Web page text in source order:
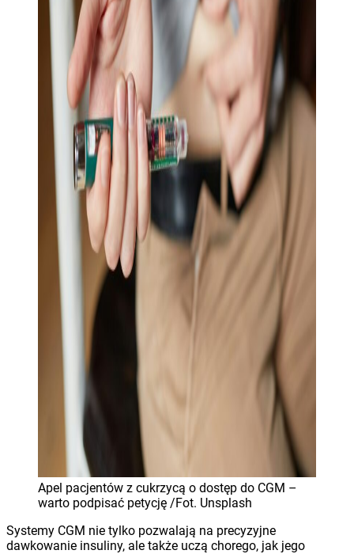
Apel pacjentów z cukrzycą o dostęp do CGM –
warto podpisać petycję /Fot. Unsplash
Systemy CGM nie tylko pozwalają na precyzyjne
dawkowanie insuliny, ale także uczą chorego, jak jego